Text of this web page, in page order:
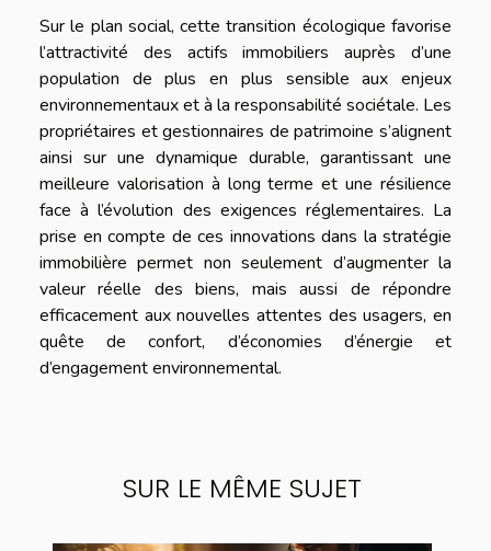
Sur le plan social, cette transition écologique favorise
l’attractivité des actifs immobiliers auprès d’une
population de plus en plus sensible aux enjeux
environnementaux et à la responsabilité sociétale. Les
propriétaires et gestionnaires de patrimoine s’alignent
ainsi sur une dynamique durable, garantissant une
meilleure valorisation à long terme et une résilience
face à l’évolution des exigences réglementaires. La
prise en compte de ces innovations dans la stratégie
immobilière permet non seulement d’augmenter la
valeur réelle des biens, mais aussi de répondre
efficacement aux nouvelles attentes des usagers, en
quête de confort, d’économies d’énergie et
d’engagement environnemental.
SUR LE MÊME SUJET